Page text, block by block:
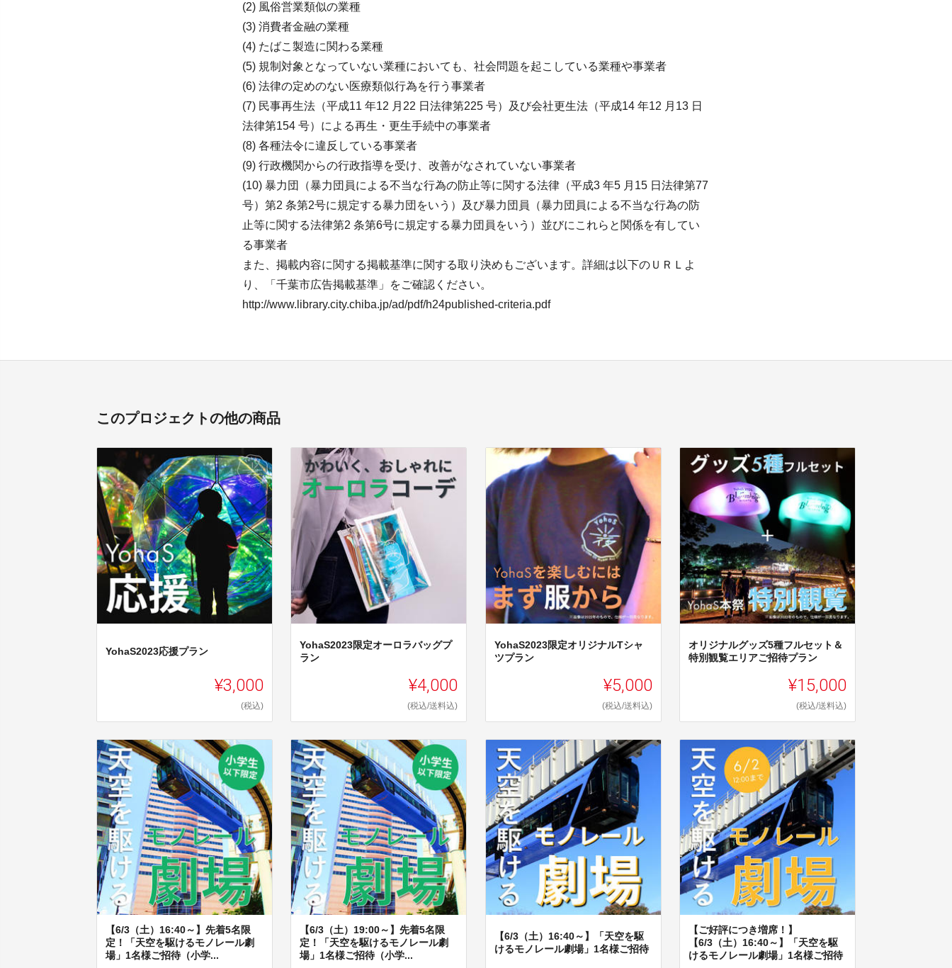
(2) 風俗営業類似の業種
(3) 消費者金融の業種
(4) たばこ製造に関わる業種
(5) 規制対象となっていない業種においても、社会問題を起こしている業種や事業者
(6) 法律の定めのない医療類似行為を行う事業者
(7) 民事再生法（平成11 年12 月22 日法律第225 号）及び会社更生法（平成14 年12 月13 日
法律第154 号）による再生・更生手続中の事業者
(8) 各種法令に違反している事業者
(9) 行政機関からの行政指導を受け、改善がなされていない事業者
(10) 暴力団（暴力団員による不当な行為の防止等に関する法律（平成3 年5 月15 日法律第77
号）第2 条第2号に規定する暴力団をいう）及び暴力団員（暴力団員による不当な行為の防
止等に関する法律第2 条第6号に規定する暴力団員をいう）並びにこれらと関係を有してい
る事業者
また、掲載内容に関する掲載基準に関する取り決めもございます。詳細は以下のＵＲＬよ
り、「千葉市広告掲載基準」をご確認ください。
http://www.library.city.chiba.jp/ad/pdf/h24published-criteria.pdf
このプロジェクトの他の商品
YohaS2023応援プラン
¥3,000
(税込)
YohaS2023限定オーロラバッグプ
ラン
¥4,000
(税込/送料込)
YohaS2023限定オリジナルTシャ
ツプラン
¥5,000
(税込/送料込)
オリジナルグッズ5種フルセット＆
特別観覧エリアご招待プラン
¥15,000
(税込/送料込)
【6/3（土）16:40～】先着5名限
定！「天空を駆けるモノレール劇
場」1名様ご招待（小学...
【6/3（土）19:00～】先着5名限
定！「天空を駆けるモノレール劇
場」1名様ご招待（小学...
【6/3（土）16:40～】「天空を駆
けるモノレール劇場」1名様ご招待
【ご好評につき増席！】
【6/3（土）16:40～】「天空を駆
けるモノレール劇場」1名様ご招待